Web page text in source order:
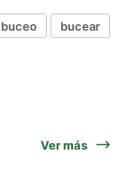
buceo
bucear
Ver más